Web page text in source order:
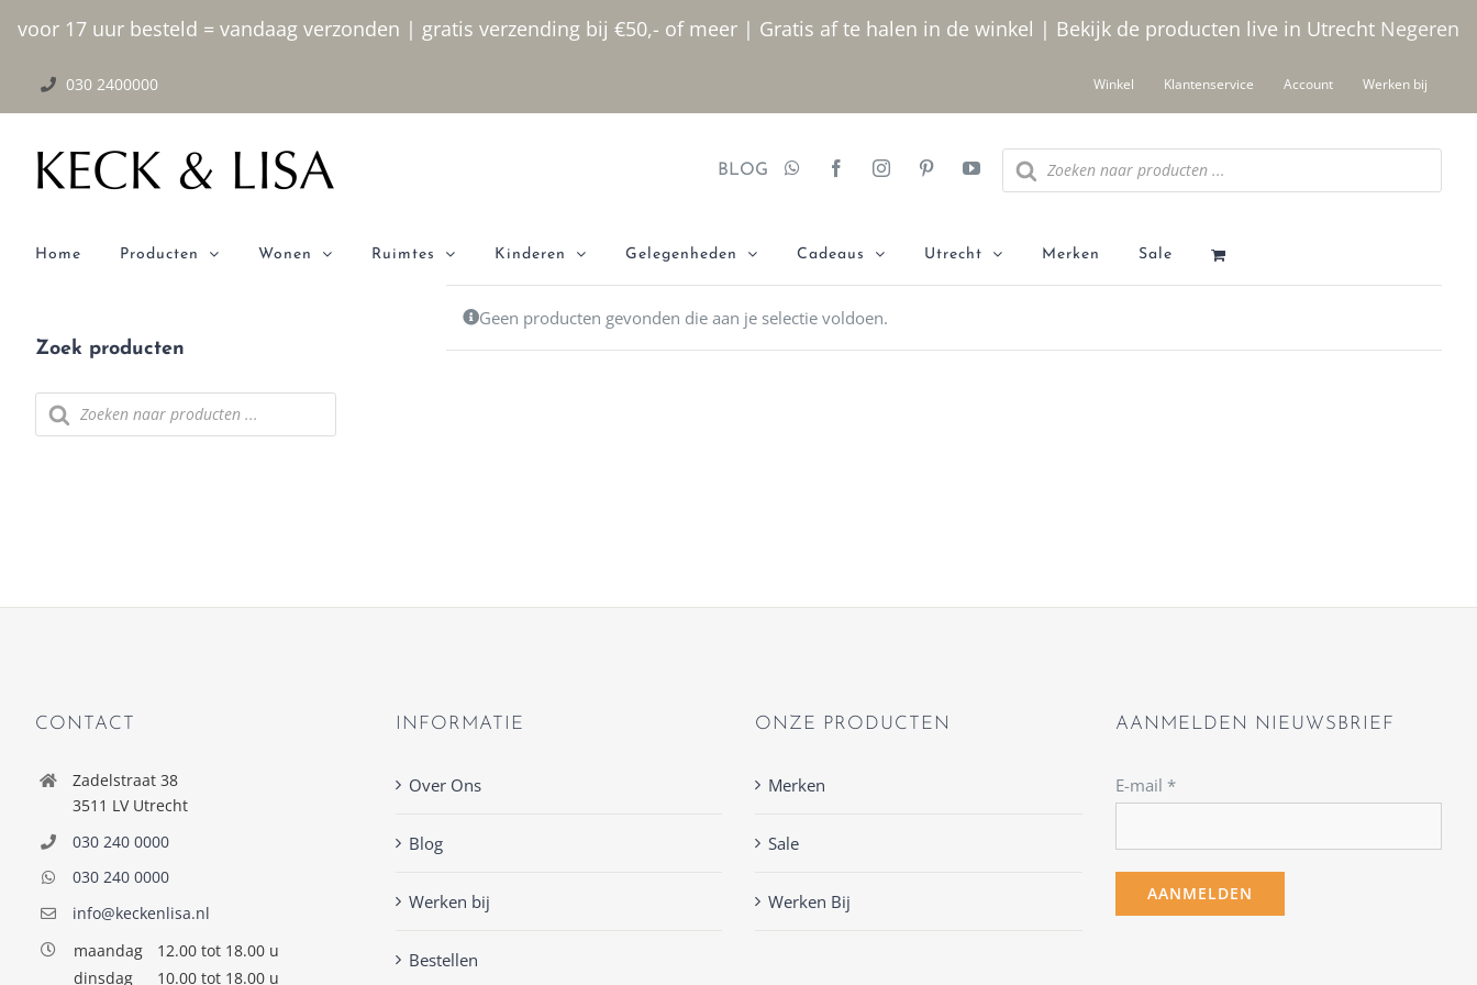
voor 17 uur besteld = vandaag verzonden | gratis verzending bij €50,- of meer | Gratis af te halen in de winkel | Bekijk de producten live in Utrecht Negeren
Ga naar inhoud
030 2400000 Winkel Klantenservice Account Werken bij
BLOG
Producten zoeken
Home Producten Wonen Ruimtes Kinderen Gelegenheden Cadeaus Utrecht Merken Sale
Geen producten gevonden die aan je selectie voldoen.
Zoek producten
Producten zoeken
CONTACT
Zadelstraat 38
3511 LV Utrecht
030 240 0000
030 240 0000
info@keckenlisa.nl
maandag
12.00 tot 18.00 u
dinsdag
10.00 tot 18.00 u
INFORMATIE
Over Ons
Blog
Werken bij
Bestellen
ONZE PRODUCTEN
Merken
Sale
Werken Bij
AANMELDEN NIEUWSBRIEF
E-mail *